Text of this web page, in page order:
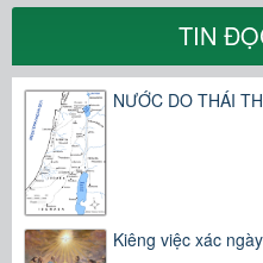
TIN
NƯỚC DO THÁI
Kiêng việc xác